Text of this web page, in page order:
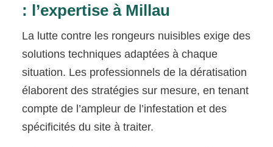
: l’expertise à Millau
La lutte contre les rongeurs nuisibles exige des
solutions techniques adaptées à chaque
situation. Les professionnels de la dératisation
élaborent des stratégies sur mesure, en tenant
compte de l’ampleur de l’infestation et des
spécificités du site à traiter.